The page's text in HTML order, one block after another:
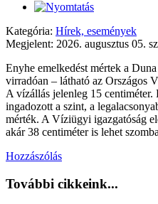
Kategória: Hírek, események
Megjelent: 2026. augusztus 05.
Enyhe emelkedést mértek a
virradóan – látható az Országos
A vízállás jelenleg 15
ingadozott a szint, a
mérték. A Víziügyi igazgatóság
akár 38 centiméter is lehet
Hozzászólás
További cikkeink...